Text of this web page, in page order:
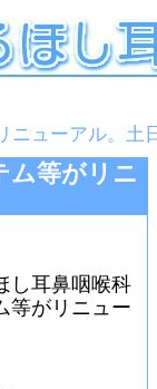
ニューアル。土
ム等がリニ
し耳鼻咽喉科
等がリニュー